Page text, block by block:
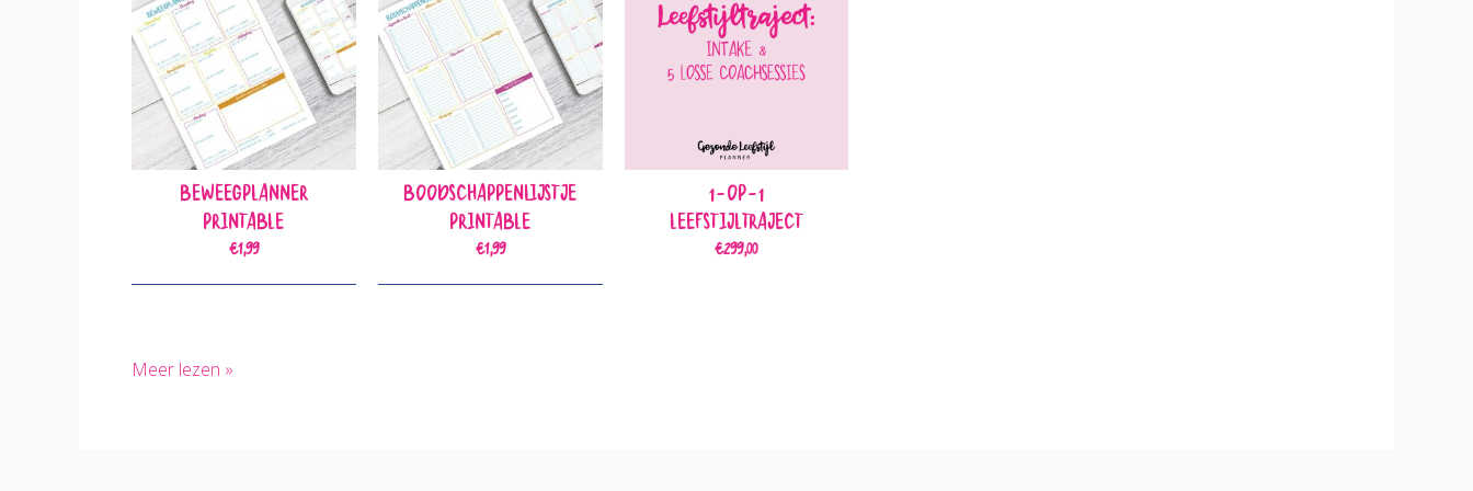
Beweegplanner
Printable
€1,99
Boodschappenlijstje
Printable
€1,99
1-op-1
Leefstijltraject
€299,00
Gezond
Meer lezen »